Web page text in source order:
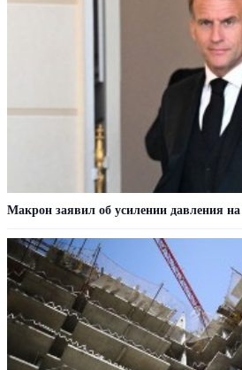
Макрон заявил об усилении давления